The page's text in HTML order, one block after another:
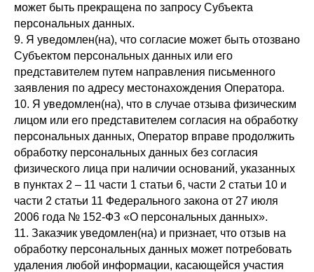
может быть прекращена по запросу Субъекта
персональных данных.
9. Я уведомлен(на), что согласие может быть отозвано
Субъектом персональных данных или его
представителем путем направления письменного
заявления по адресу местонахождения Оператора.
10. Я уведомлен(на), что в случае отзыва физическим
лицом или его представителем согласия на обработку
персональных данных, Оператор вправе продолжить
обработку персональных данных без согласия
физического лица при наличии оснований, указанных
в пунктах 2 – 11 части 1 статьи 6, части 2 статьи 10 и
части 2 статьи 11 Федерального закона от 27 июля
2006 года № 152-ФЗ «О персональных данных».
11. Заказчик уведомлен(на) и признает, что отзыв на
обработку персональных данных может потребовать
удаления любой информации, касающейся участия